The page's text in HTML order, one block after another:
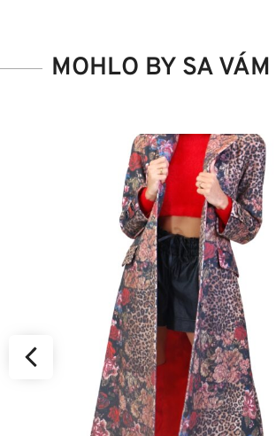
MOHLO BY SA